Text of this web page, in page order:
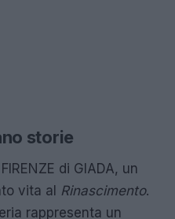
storie
di GIADA, un
vita al Rinascimento.
rappresenta un